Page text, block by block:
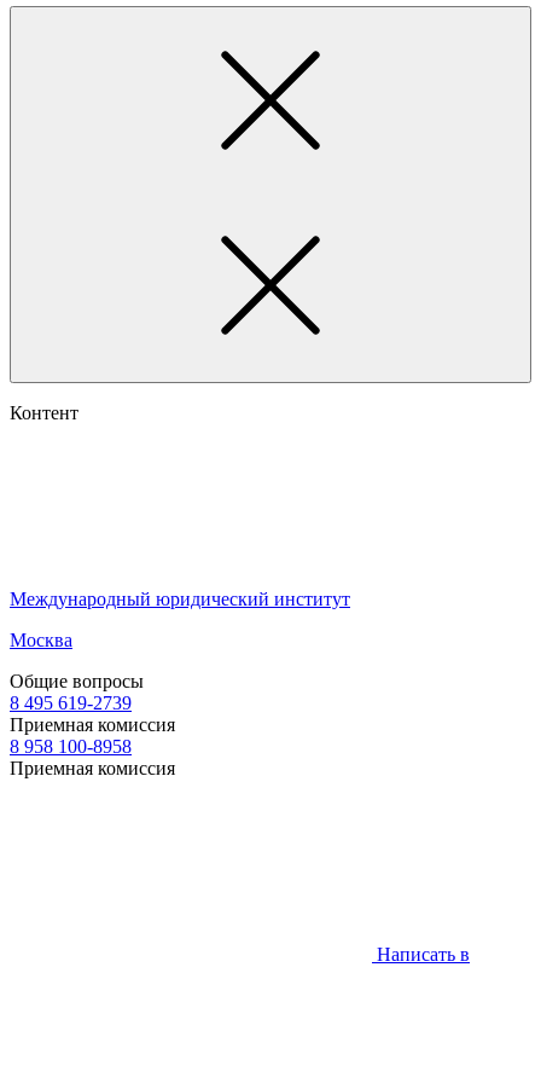
Контент
Международный юридический институт
Москва
Общие вопросы
8 495 619-2739
Приемная комиссия
8 958 100-8958
Приемная комиссия
Написать в